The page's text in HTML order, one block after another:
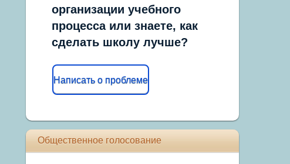
организации учебного
процесса или знаете, как
сделать школу лучше?
Написать о проблеме
Общественное голосование